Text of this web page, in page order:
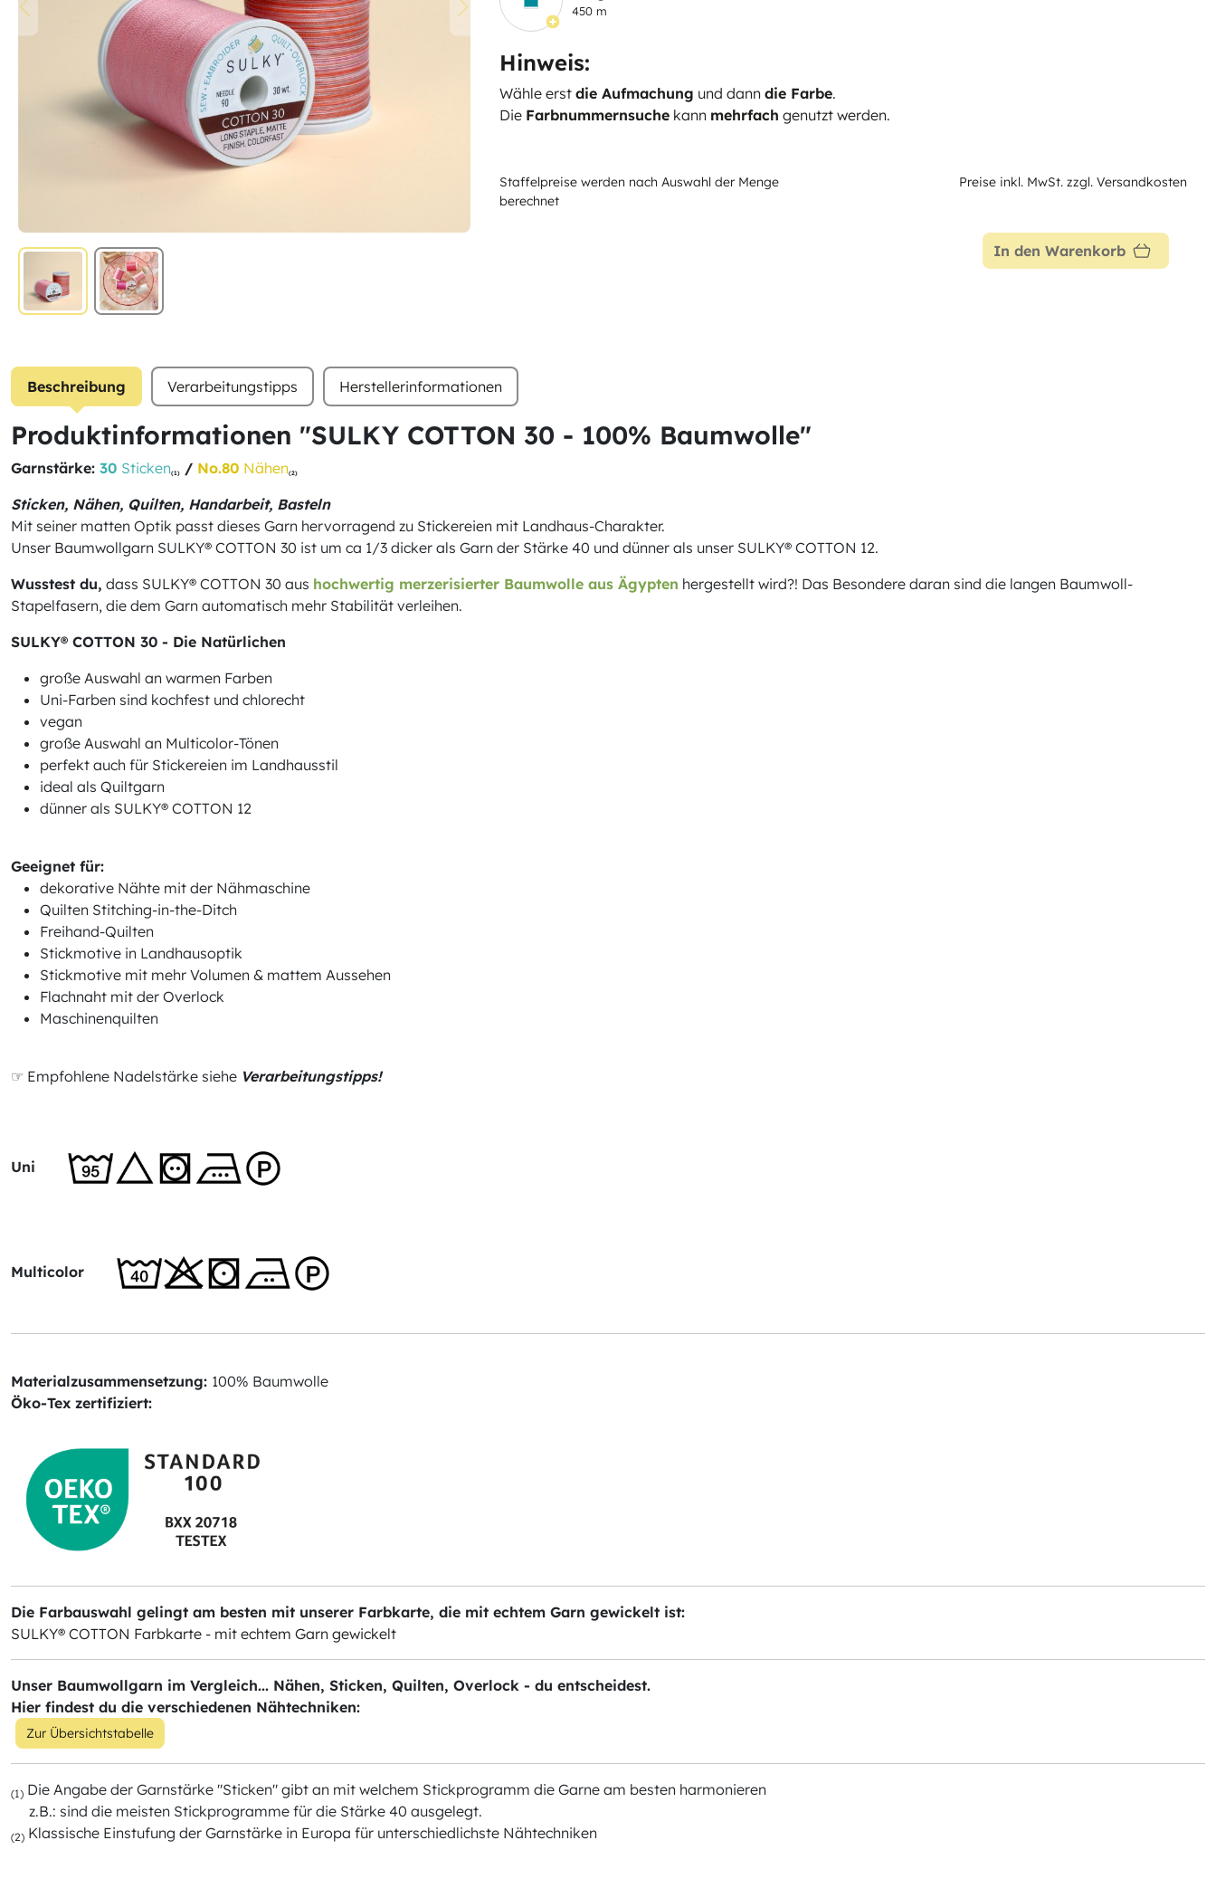
450 m
Hinweis:
Wähle erst die Aufmachung und dann die Farbe.
Die Farbnummernsuche kann mehrfach genutzt werden.
Staffelpreise werden nach Auswahl der Menge
berechnet
Preise inkl. MwSt. zzgl. Versandkosten
In den Warenkorb
Beschreibung Verarbeitungstipps Herstellerinformationen
Produktinformationen "SULKY COTTON 30 - 100% Baumwolle"
Garnstärke: 30 Sticken(1) / No.80 Nähen(2)
Sticken, Nähen, Quilten, Handarbeit, Basteln
Mit seiner matten Optik passt dieses Garn hervorragend zu Stickereien mit Landhaus-Charakter.
Unser Baumwollgarn SULKY® COTTON 30 ist um ca 1/3 dicker als Garn der Stärke 40 und dünner als unser SULKY® COTTON 12.
Wusstest du, dass SULKY® COTTON 30 aus hochwertig merzerisierter Baumwolle aus Ägypten hergestellt wird?! Das Besondere daran sind die langen Baumwoll-
Stapelfasern, die dem Garn automatisch mehr Stabilität verleihen.
SULKY® COTTON 30 - Die Natürlichen
große Auswahl an warmen Farben
Uni-Farben sind kochfest und chlorecht
vegan
große Auswahl an Multicolor-Tönen
perfekt auch für Stickereien im Landhausstil
ideal als Quiltgarn
dünner als SULKY® COTTON 12
Geeignet für:
dekorative Nähte mit der Nähmaschine
Quilten Stitching-in-the-Ditch
Freihand-Quilten
Stickmotive in Landhausoptik
Stickmotive mit mehr Volumen & mattem Aussehen
Flachnaht mit der Overlock
Maschinenquilten
☞ Empfohlene Nadelstärke siehe Verarbeitungstipps!
Uni
Multicolor
Materialzusammensetzung: 100% Baumwolle
Öko-Tex zertifiziert:
Die Farbauswahl gelingt am besten mit unserer Farbkarte, die mit echtem Garn gewickelt ist:
SULKY® COTTON Farbkarte - mit echtem Garn gewickelt
Unser Baumwollgarn im Vergleich... Nähen, Sticken, Quilten, Overlock - du entscheidest.
Hier findest du die verschiedenen Nähtechniken:
Zur Übersichtstabelle
(1) Die Angabe der Garnstärke "Sticken" gibt an mit welchem Stickprogramm die Garne am besten harmonieren
z.B.: sind die meisten Stickprogramme für die Stärke 40 ausgelegt.
(2) Klassische Einstufung der Garnstärke in Europa für unterschiedlichste Nähtechniken